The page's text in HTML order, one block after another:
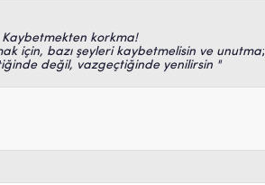
Kaybetmekten korkma!
için, bazı şeyleri kaybetmelisin ve unutma;
değil, vazgeçtiğinde yenilirsin "